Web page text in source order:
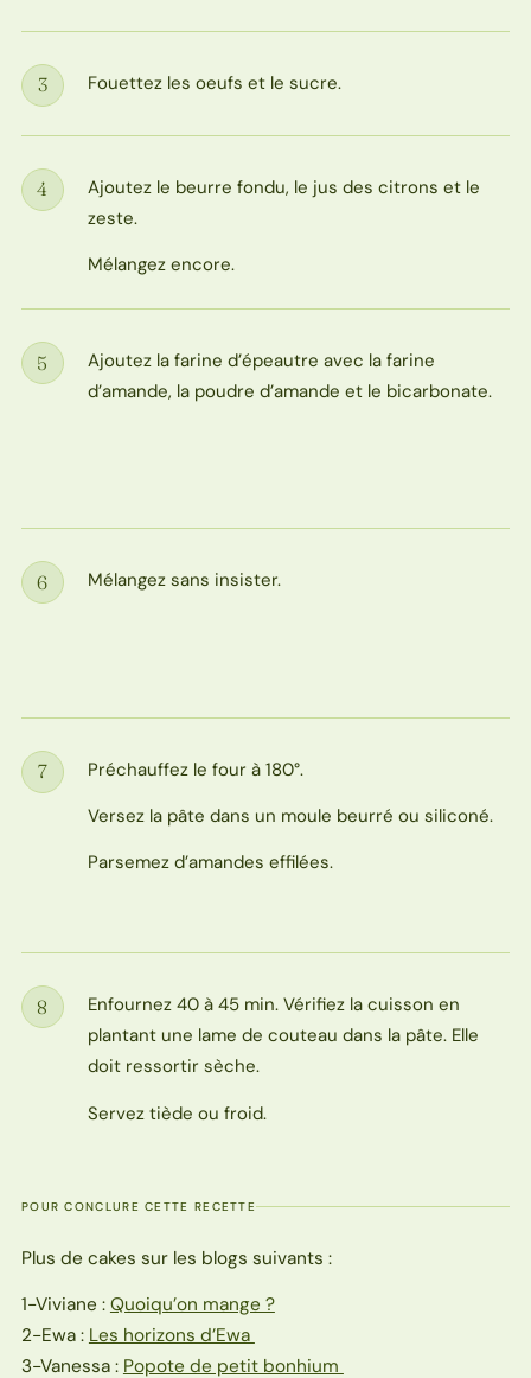
Étape
3 Fouettez les oeufs et le sucre.
Étape
4
Ajoutez le beurre fondu, le jus des citrons et le
zeste.
Mélangez encore.
Étape
5
Ajoutez la farine d’épeautre avec la farine
d’amande, la poudre d’amande et le bicarbonate.
Étape
6 Mélangez sans insister.
Étape
7
Préchauffez le four à 180°.
Versez la pâte dans un moule beurré ou siliconé.
Parsemez d’amandes effilées.
Étape
8
Enfournez 40 à 45 min. Vérifiez la cuisson en
plantant une lame de couteau dans la pâte. Elle
doit ressortir sèche.
Servez tiède ou froid.
POUR CONCLURE CETTE RECETTE
Plus de cakes sur les blogs suivants :
1-Viviane : Quoiqu’on mange ?
2-Ewa : Les horizons d’Ewa
3-Vanessa : Popote de petit bonhium